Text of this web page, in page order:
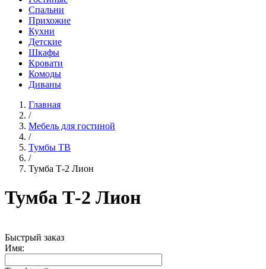
Спальни
Прихожие
Кухни
Детские
Шкафы
Кровати
Комоды
Диваны
Главная
/
Мебель для гостиной
/
Тумбы ТВ
/
Тумба Т-2 Лион
Тумба Т-2 Лион
Быстрый заказ
Имя: